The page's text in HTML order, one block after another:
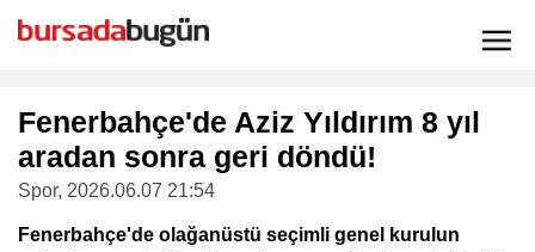
Fenerbahçe'de Aziz Yıldırım 8 yıl
aradan sonra geri döndü!
Spor, 2026.06.07 21:54
Fenerbahçe'de olağanüstü seçimli genel kurulun